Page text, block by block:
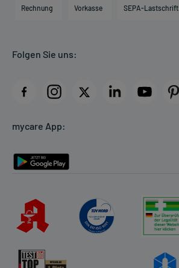
Direktabrechnung PKV
AGB
Datenschutz
Rückgabe/Widerruf
Rechnung Vorkasse SEPA-Lastschrift
Folgen Sie uns:
mycare App: